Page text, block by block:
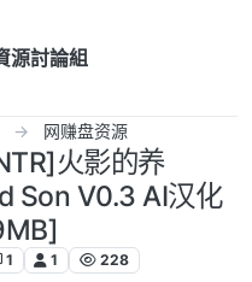
源討論組
网赚盘资源
火影的养
Son V0.3 AI汉化
1 1 228